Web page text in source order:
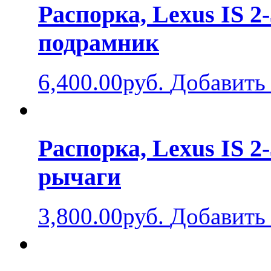
Распорка, Lexus IS
подрамник
6,400.00руб. Добавить
Распорка, Lexus IS
рычаги
3,800.00руб. Добавить